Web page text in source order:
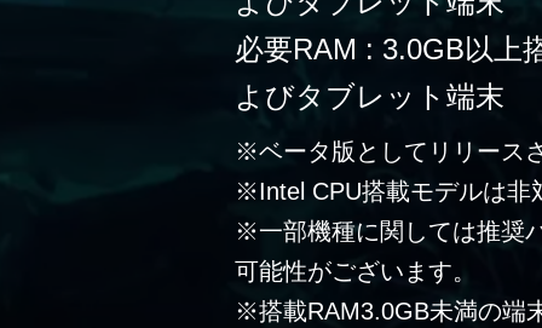
必要RAM : 3.0GB以上
よびタブレット端末
※ベータ版としてリリース
※Intel CPU搭載モデルは非
※一部機種に関しては推奨
可能性がございます。
※搭載RAM3.0GB未満の端